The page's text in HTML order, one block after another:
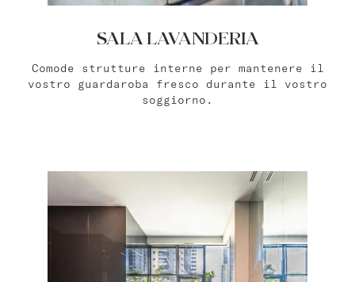
SALA LAVANDERIA
Comode strutture interne per mantenere il
vostro guardaroba fresco durante il vostro
soggiorno.